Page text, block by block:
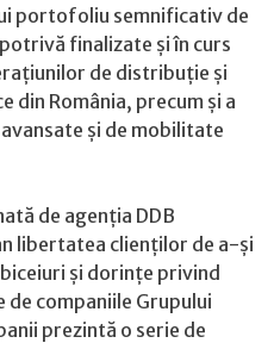
portofoliu semnificativ de
finalizate și în curs
de distribuție și
din România, precum și a
și de mobilitate
de agenția DDB
libertatea clienților de a-și
și dorințe privind
companiile Grupului
prezintă o serie de